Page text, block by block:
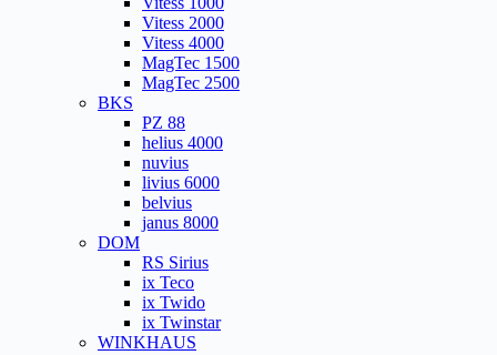
Vitess 2000
Vitess 4000
MagTec 1500
MagTec 2500
BKS
PZ 88
helius 4000
nuvius
livius 6000
belvius
janus 8000
DOM
RS Sirius
ix Teco
ix Twido
ix Twinstar
WINKHAUS